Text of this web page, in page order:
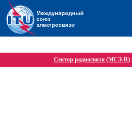
Сектор радиосвязи (МСЭ-R)